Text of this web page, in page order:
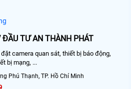
TƯ AN THÀNH PHÁT
camera quan sát, thiết bị báo động,
bị mạng, ...
Phú Thạnh, TP. Hồ Chí Minh